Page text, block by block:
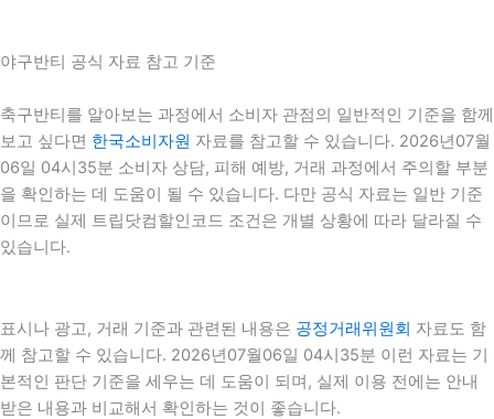
야구반티 공식 자료 참고 기준
축구반티를 알아보는 과정에서 소비자 관점의 일반적인 기준을 함께
보고 싶다면 한국소비자원 자료를 참고할 수 있습니다. 2026년07월
06일 04시35분 소비자 상담, 피해 예방, 거래 과정에서 주의할 부분
을 확인하는 데 도움이 될 수 있습니다. 다만 공식 자료는 일반 기준
이므로 실제 트립닷컴할인코드 조건은 개별 상황에 따라 달라질 수
있습니다.
표시나 광고, 거래 기준과 관련된 내용은 공정거래위원회 자료도 함
께 참고할 수 있습니다. 2026년07월06일 04시35분 이런 자료는 기
본적인 판단 기준을 세우는 데 도움이 되며, 실제 이용 전에는 안내
받은 내용과 비교해서 확인하는 것이 좋습니다.